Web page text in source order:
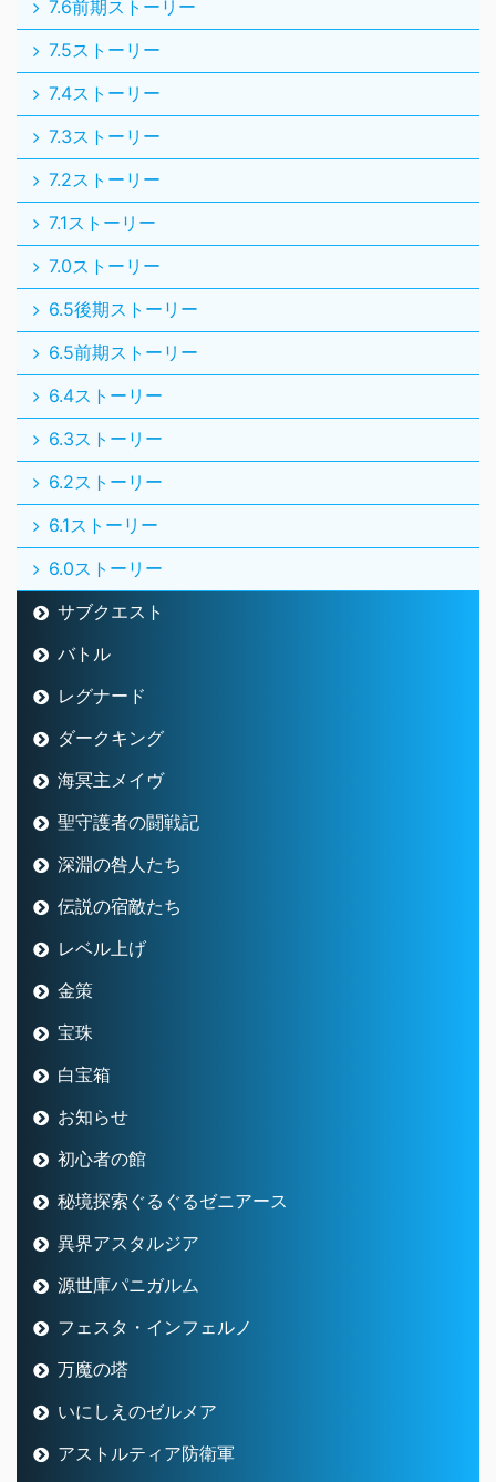
7.6前期ストーリー
7.5ストーリー
7.4ストーリー
7.3ストーリー
7.2ストーリー
7.1ストーリー
7.0ストーリー
6.5後期ストーリー
6.5前期ストーリー
6.4ストーリー
6.3ストーリー
6.2ストーリー
6.1ストーリー
6.0ストーリー
サブクエスト
バトル
レグナード
ダークキング
海冥主メイヴ
聖守護者の闘戦記
深淵の咎人たち
伝説の宿敵たち
レベル上げ
金策
宝珠
白宝箱
お知らせ
初心者の館
秘境探索ぐるぐるゼニアース
異界アスタルジア
源世庫パニガルム
フェスタ・インフェルノ
万魔の塔
いにしえのゼルメア
アストルティア防衛軍